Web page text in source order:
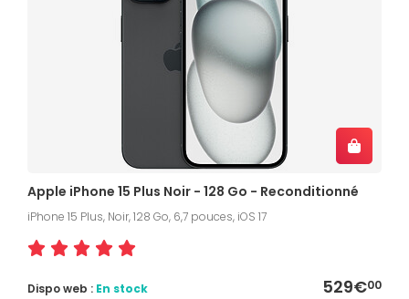
Apple iPhone 15 Plus Noir - 128 Go - Reconditionné
iPhone 15 Plus, Noir, 128 Go, 6,7 pouces, iOS 17
529€00
Dispo web : En stock